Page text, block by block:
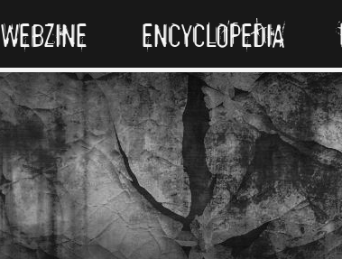
WEBZINE ENCYCLOPEDIA